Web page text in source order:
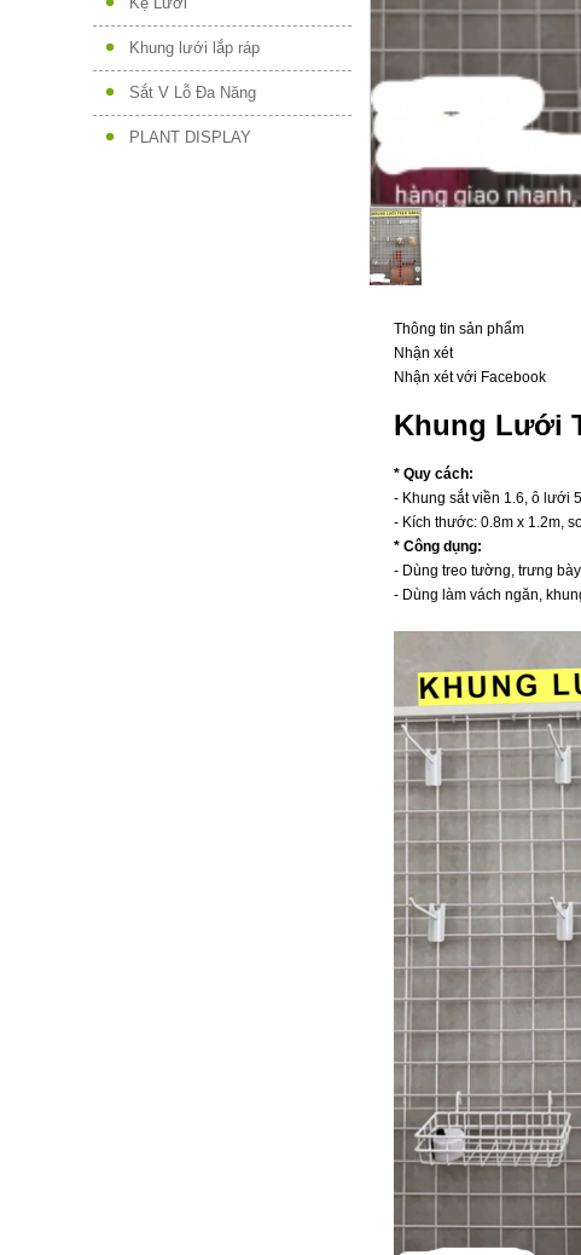
Khung lưới lắp ráp
Sắt V Lỗ Đa Năng
PLANT DISPLAY
Thông tin sản phẩm
Nhận xét
Nhận xét với Facebook
Khung Lưới
* Quy cách:
- Khung sắt viền 1.6, ô lưới
- Kích thước: 0.8m x 1.2m,
* Công dụng:
- Dùng treo tường, trưng
- Dùng làm vách ngăn,